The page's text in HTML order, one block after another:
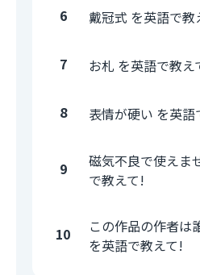
6 戴冠式 を英語で教
7 お札 を英語で教え
8 表情が硬い を英語
9
磁気不良で使えま
で教えて!
10
この作品の作者は
を英語で教えて!